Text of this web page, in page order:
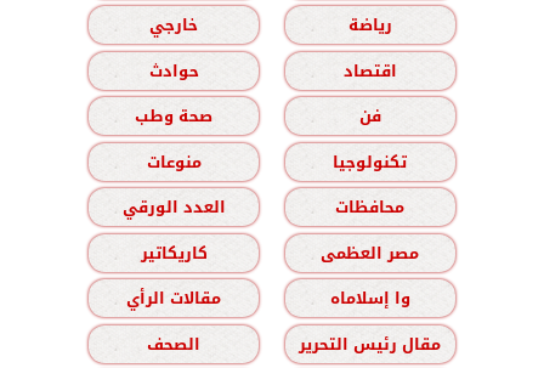
رياضة
خارجي
اقتصاد
حوادث
فن
صحة وطب
تكنولوجيا
منوعات
محافظات
العدد الورقي
مصر العظمى
كاريكاتير
وا إسلاماه
مقالات الرأي
مقال رئيس التحرير
الصحف